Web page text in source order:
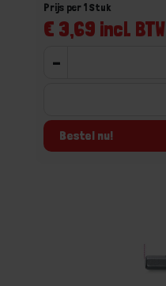
€ 3,69 incl. BTW
Prijs per 1 Stuk
-
Bestel nu!